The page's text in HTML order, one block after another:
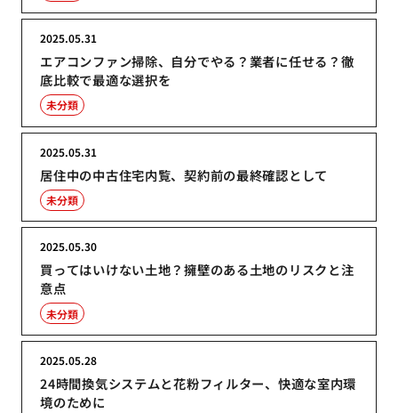
エアコンファン掃除、自分でやる？業者に任せる？徹
底比較で最適な選択を
2025.05.31
未分類
居住中の中古住宅内覧、契約前の最終確認として
2025.05.31
未分類
買ってはいけない土地？擁壁のある土地のリスクと注
意点
2025.05.30
未分類
24時間換気システムと花粉フィルター、快適な室内環
境のために
2025.05.28